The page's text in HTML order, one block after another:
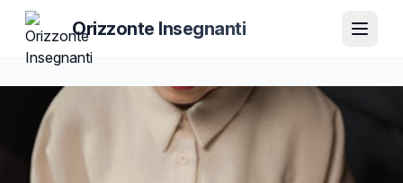
Orizzonte Insegnanti